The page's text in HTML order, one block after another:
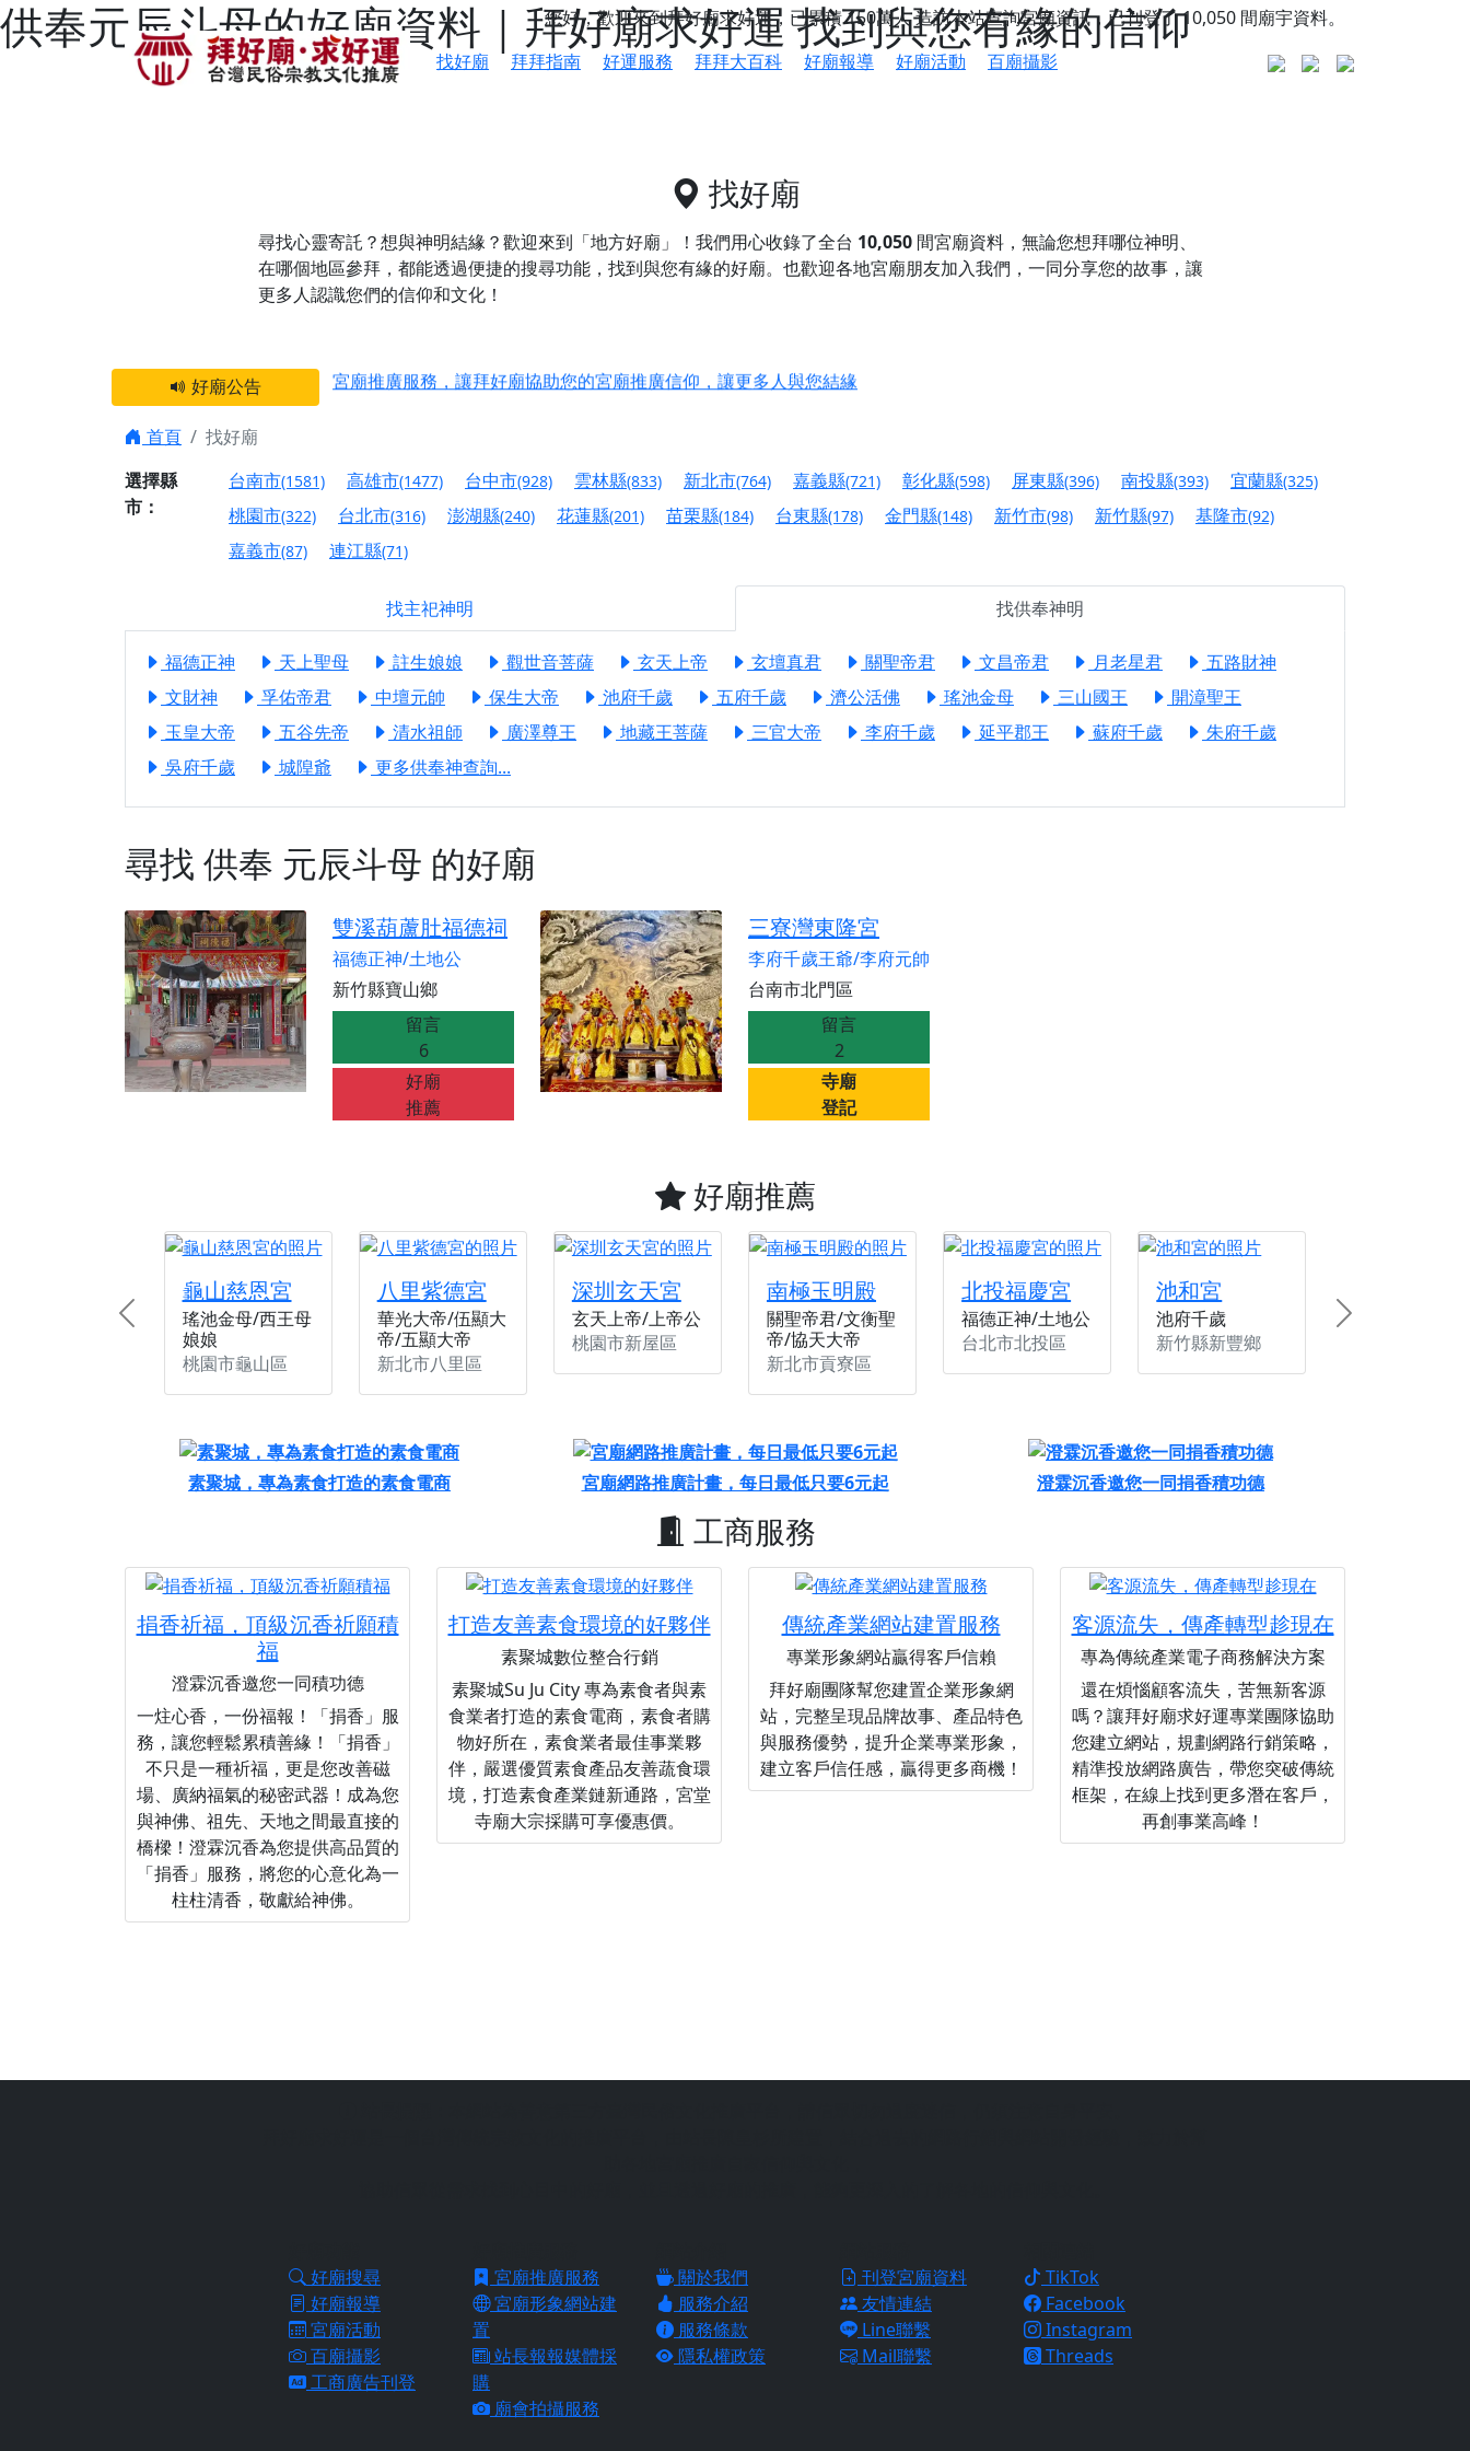
供奉元辰斗母的好廟資料｜拜好廟求好運 找到與您有緣的信仰
您好，歡迎來到拜好廟求好運，已累積150萬人造訪本站查詢宮廟資訊，已刊登了10,050 間廟宇資料。
找好廟
拜拜指南 好運服務 拜拜大百科 好廟報導 好廟活動 百廟攝影
找好廟
尋找心靈寄託？想與神明結緣？歡迎來到「地方好廟」！我們用心收錄了全台 10,050 間宮廟資料，無論您想拜哪位神明、
在哪個地區參拜，都能透過便捷的搜尋功能，找到與您有緣的好廟。 也歡迎各地宮廟朋友加入我們，一同分享您的故事，讓
更多人認識您們的信仰和文化！
好廟公告
宮廟推廣服務，讓拜好廟協助您的宮廟推廣信仰，讓更多人與您結緣
【台北北投 唭哩岸慈生宮】慶讚中元普渡法會，誠摯邀請您一同參與，為自己與家人累積福德、祈求平安好運
【屏東縣獅子鄉 楓港清華山聖天宮】驪山母娘聖誕暨中元普渡大法會，誠邀十方善信大德，一同回到母娘慈悲座前，祈福納祥、慎
終追遠、廣植福田
【桃園市 桃園蓮華寺】盂蘭盆中元報恩法會，這場法會不只是超薦與普渡，更是一份對祖先的感恩、對親人的思念，也是為家人祈
【桃園龜山 慈恩宮】丙午年梁皇寶懺法會，一念虔誠禮寶懺，一分懺悔植福田，誠邀十方善信大德共同參與。
【新北貢寮 南極玉明殿】中元普渡大法會，誠摯歡迎十方善信大德隨喜贊普，為祖先親眷祈求安息，也為自身與家人累積福德、種
下善緣。
【桃園慈善宮(天公廟)】中元普渡交給專業的來，省時省力又積福！「玉皇大帝 大天尊」 親自坐鎮主法！幫你累積的功德福報自然
【桃園龜山 慈恩宮】丙午年慶讚中元普渡法會，正是讓我們用善念與功德，迴向冥陽兩利、闔家平安的殊勝因緣。
【台北北投金虎爺會】父親節陪爸爸一起闖關趣，邀請大小朋友一起留下珍貴的家庭回憶
【新北八里 紫德宮】父親節奉茶感恩活動，一杯茶，一份心意；一句感謝，一生難忘。
【桃園新屋 深圳玄天宮】農曆七月擴大犒軍科儀，吉祥月不只有普渡祈福，也有一份感謝守護的虔誠心意
【桃園新屋 深圳玄天宮】七娘媽聖誕祝壽慶典，誠摯邀請十方善信大德攜家帶眷前來參香，共同向七娘媽祝壽祈福
【桃園慈善宮(天公廟)】虎爺元帥 開光大典，祈求虎爺神威護持，庇佑闔家平安、財運亨通、事業順遂、百邪退散。
歡迎友廟長官、小編加入我們LINE官方帳號，讓我們協助您的廟宇推廣。
首頁
找好廟
選擇縣
市：
台南市(1581) 高雄市(1477) 台中市(928) 雲林縣(833) 新北市(764) 嘉義縣(721) 彰化縣(598) 屏東縣(396) 南投縣(393) 宜蘭縣(325)
桃園市(322) 台北市(316) 澎湖縣(240) 花蓮縣(201) 苗栗縣(184) 台東縣(178) 金門縣(148) 新竹市(98) 新竹縣(97) 基隆市(92)
嘉義市(87) 連江縣(71)
找主祀神明 找供奉神明
福德正神 天上聖母 註生娘娘 觀世音菩薩 玄天上帝 玄壇真君 關聖帝君 文昌帝君 月老星君
五路財神
文財神
孚佑帝君 中壇元帥 保生大帝 池府千歲 五府千歲 濟公活佛 瑤池金母 三山國王
開漳聖王
玉皇大帝
五谷先帝 清水祖師 廣澤尊王 地藏王菩薩 三官大帝 李府千歲 延平郡王 蘇府千歲
朱府千歲
吳府千歲
城隍爺 更多供奉神查詢...
尋找 供奉 元辰斗母 的好廟
雙溪葫蘆肚福德祠
福德正神/土地公
新竹縣寶山鄉
留言
6
好廟
推薦
三寮灣東隆宮
李府千歲王爺/李府元帥
台南市北門區
留言
2
寺廟
登記
好廟推薦
龜山慈恩宮
瑤池金母/西王母
娘娘
桃園市龜山區
八里紫德宮
華光大帝/伍顯大
帝/五顯大帝
新北市八里區
深圳玄天宮
玄天上帝/上帝公
桃園市新屋區
南極玉明殿
關聖帝君/文衡聖
帝/協天大帝
新北市貢寮區
北投福慶宮
福德正神/土地公
台北市北投區
池和宮
池府千歲
新竹縣新豐鄉
Previous Next
素聚城，專為素食打造的素食電商 宮廟網路推廣計畫，每日最低只要6元起 澄霖沉香邀您一同捐香積功德
工商服務
捐香祈福，頂級沉香祈願積
福
澄霖沉香邀您一同積功德
一炷心香，一份福報！「捐香」服
務，讓您輕鬆累積善緣！「捐香」
不只是一種祈福，更是您改善磁
場、廣納福氣的秘密武器！成為您
與神佛、祖先、天地之間最直接的
橋樑！澄霖沉香為您提供高品質的
「捐香」服務，將您的心意化為一
柱柱清香，敬獻給神佛。
打造友善素食環境的好夥伴
素聚城數位整合行銷
素聚城Su Ju City 專為素食者與素
食業者打造的素食電商，素食者購
物好所在，素食業者最佳事業夥
伴，嚴選優質素食產品友善蔬食環
境，打造素食產業鏈新通路，宮堂
寺廟大宗採購可享優惠價。
傳統產業網站建置服務
專業形象網站贏得客戶信賴
拜好廟團隊幫您建置企業形象網
站，完整呈現品牌故事、產品特色
與服務優勢，提升企業專業形象，
建立客戶信任感，贏得更多商機！
客源流失，傳產轉型趁現在
專為傳統產業電子商務解決方案
還在煩惱顧客流失，苦無新客源
嗎？讓拜好廟求好運專業團隊協助
您建立網站，規劃網路行銷策略，
精準投放網路廣告，帶您突破傳統
框架，在線上找到更多潛在客戶，
再創事業高峰！
好廟搜尋
好廟報導
宮廟活動
百廟攝影
工商廣告刊登
宮廟推廣服務
宮廟形象網站建
置
站長報報媒體採
購
廟會拍攝服務
關於我們
服務介紹
服務條款
隱私權政策
刊登宮廟資料
友情連結
Line聯繫
Mail聯繫
TikTok
Facebook
Instagram
Threads